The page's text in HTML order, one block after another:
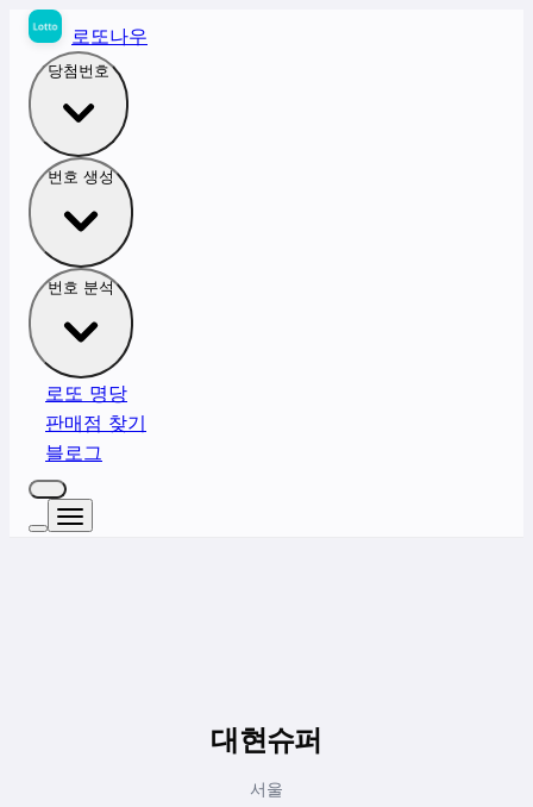
로또나우
당첨번호
번호 생성
번호 분석
로또 명당
판매점 찾기
블로그
대현슈퍼
서울